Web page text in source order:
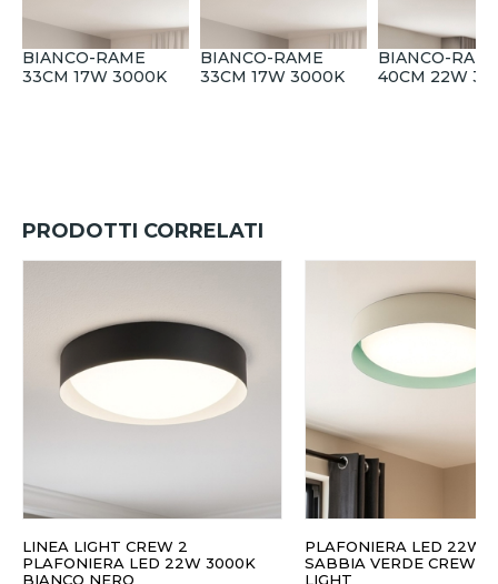
BIANCO-RAME
33CM 17W 3000K
BIANCO-RAME
33CM 17W 3000K
BIANCO-
40CM 22W
PRODOTTI CORRELATI
LINEA LIGHT CREW 2
PLAFONIERA LED 22W 3000K
BIANCO NERO
PLAFONIERA LED 22W
SABBIA VERDE CREW 2
LIGHT